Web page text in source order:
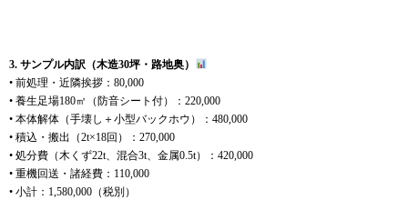
3. サンプル内訳（木造30坪・路地奥）
• 前処理・近隣挨拶：80,000
• 養生足場180㎡（防音シート付）：220,000
• 本体解体（手壊し＋小型バックホウ）：480,000
• 積込・搬出（2t×18回）：270,000
• 処分費（木くず22t、混合3t、金属0.5t）：420,000
• 重機回送・諸経費：110,000
• 小計：1,580,000（税別）